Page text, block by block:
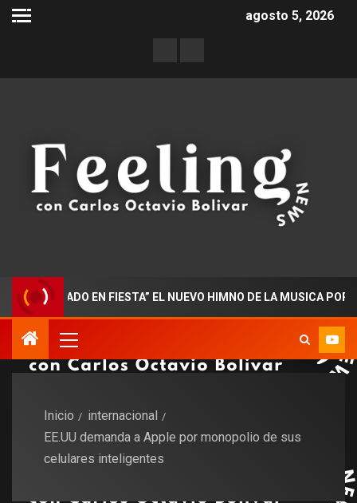
agosto 5, 2026
EN FIESTA” EL NUEVO HIMNO DE LA MUSICA POPULAR
Inicio
internacional
EE.UU demanda a Apple por monopolio de sus
celulares inteligentes